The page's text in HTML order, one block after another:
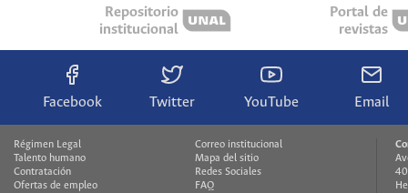
Repositorio
institucional
Portal de
revistas
Facebook Twitter YouTube Email
Régimen Legal
Talento humano
Contratación
Ofertas de empleo
Correo institucional
Mapa del sitio
Redes Sociales
FAQ